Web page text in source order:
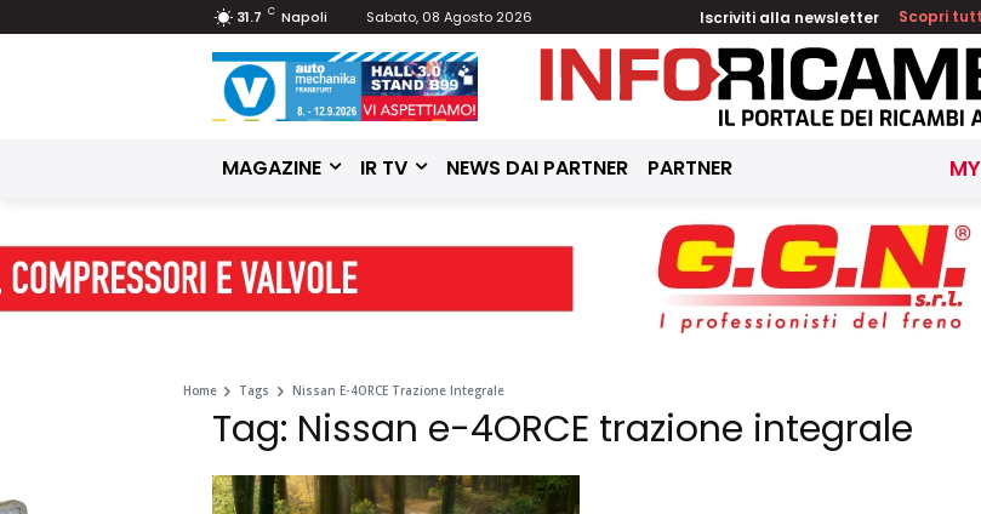
31.7 C Napoli Sabato, 08 Agosto 2026 Iscriviti alla newsletter Scopri
MAGAZINE IR TV NEWS DAI PARTNER PARTNER
Home Tags Nissan E-4ORCE Trazione Integrale
Tag: Nissan e-4ORCE trazione integrale